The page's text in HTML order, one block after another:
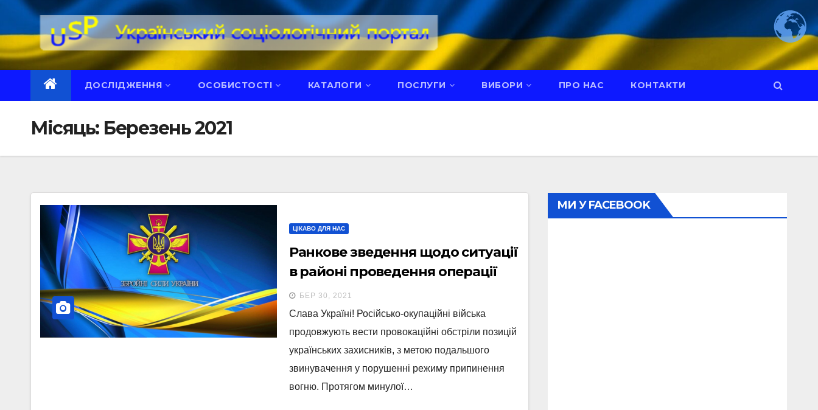
Перейти
вмісту
ДОСЛІДЖЕННЯ ОСОБИСТОСТІ КАТАЛОГИ ПОСЛУГИ ВИБОРИ ПРО НАС КОНТАКТИ
Місяць: Березень 2021
ЦІКАВО ДЛЯ НАС
Ранкове зведення щодо ситуації
в районі проведення операції
Об’єднаних сил станом на 7.00
30 березня 2021 року
БЕР 30, 2021
Слава Україні! Російсько-окупаційні війська
продовжують вести провокаційні обстріли позицій
українських захисників, з метою подальшого
звинувачення у порушенні режиму припинення
вогню. Протягом минулої…
МИ У FACEBOOK